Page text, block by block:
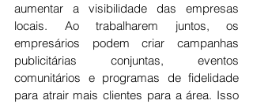
aumentar a visibilidade das empresas
locais. Ao trabalharem juntos, os
empresários podem criar campanhas
publicitárias conjuntas, eventos
comunitários e programas de fidelidade
para atrair mais clientes para a área. Isso